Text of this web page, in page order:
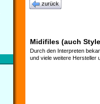
zurück
Midifiles (auch
Durch den Interpreten
und viele weitere Hersteller